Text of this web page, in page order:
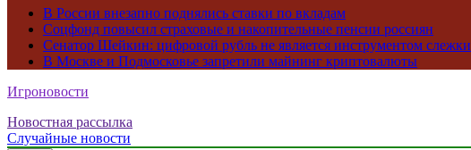
В России внезапно поднялись ставки по вкладам
Соцфонд повысил страховые и накопительные пенсии россиян
Сенатор Шейкин: цифровой рубль не является инструментом слежки
В Москве и Подмосковье запретили майнинг криптовалюты
Игроновости
Новостная рассылка
Случайные новости